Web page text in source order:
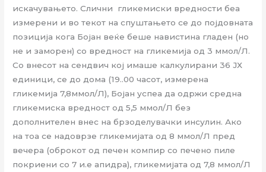
искачувањето. Слични гликемиски вредности беа
измерени и во текот на спуштањето се до појдовната
позиција кога Бојан веќе беше навистина гладен (но
не и заморен) со вредност на гликемија од 3 ммол/Л.
Со внесот на сендвич кој имаше калкулирани 36 ЈХ
единици, се до дома (19..00 часот, измерена
гликемија 7,8ммол/Л), Бојан успеа да одржи средна
гликемиска вредност од 5,5 ммол/Л без
дополнителен внес на брзоделувачки инсулин. Ако
на тоа се надоврзе гликемијата од 8 ммол/Л пред
вечера (оброкот од печен компир со печено пиле
покриени со 7 и.е апидра), гликемијата од 7,8 ммол/Л